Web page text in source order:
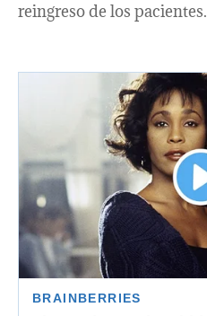
reingreso de los pacientes.